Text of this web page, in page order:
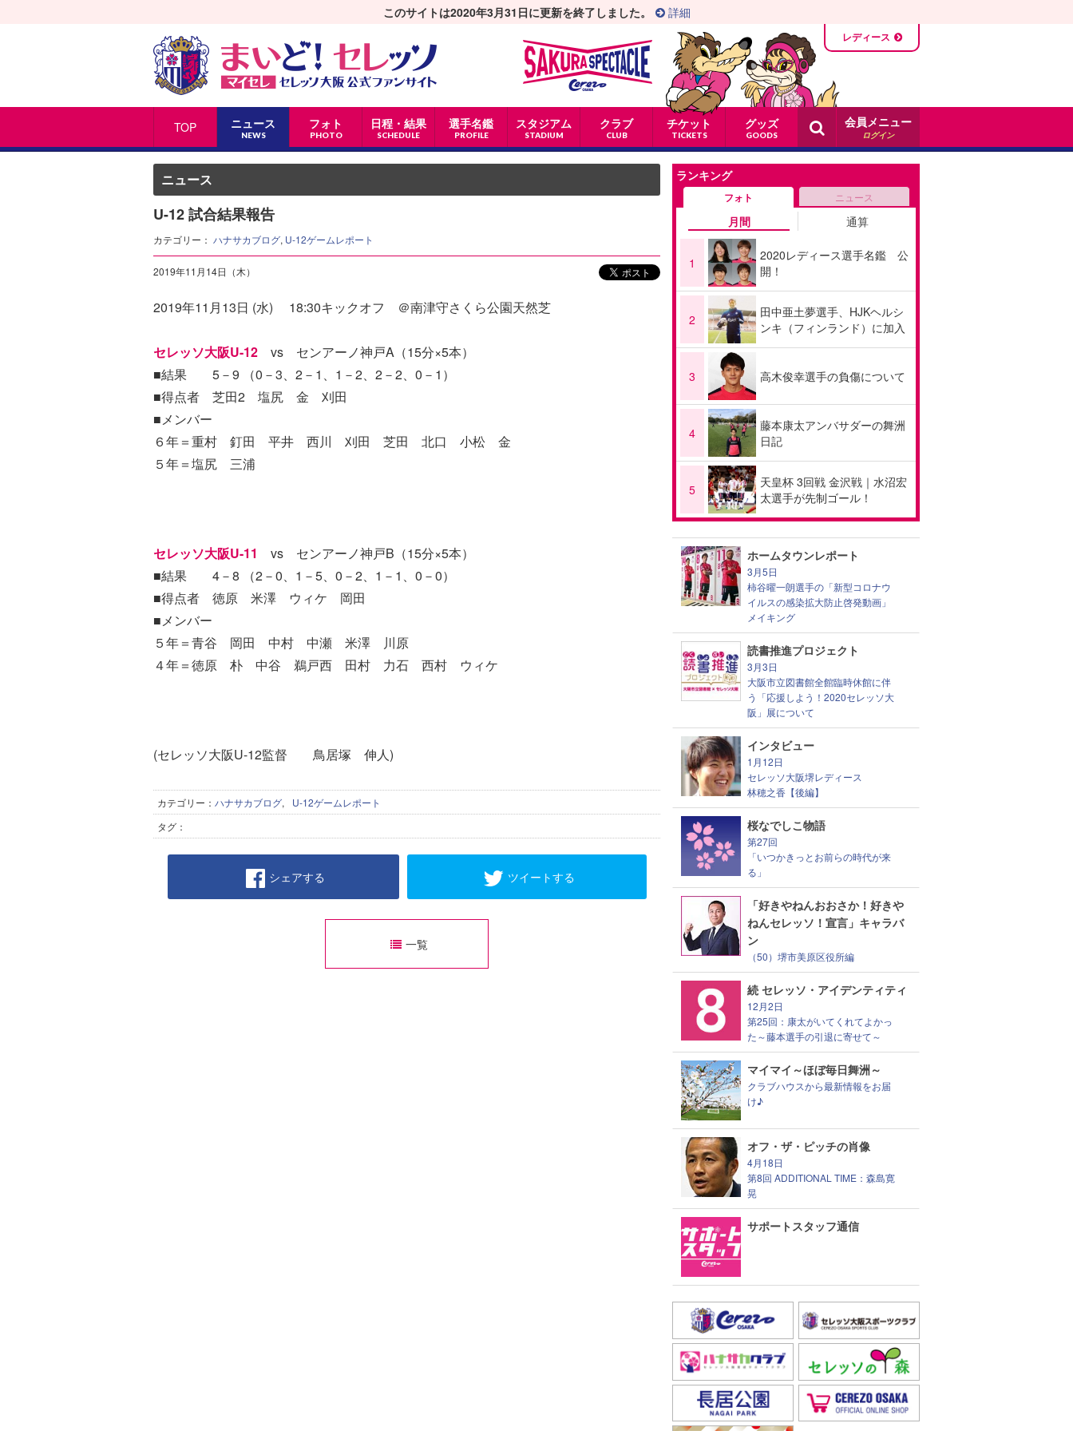
TOP ニュース
NEWS
フォト
PHOTO
日程・結果
SCHEDULE
選手名鑑
PROFILE
スタジアム
STADIUM
クラブ
CLUB
チケット
TICKETS
グッズ
GOODS
このサイトは2020年3月31日に更新を終了しました。 詳細
レディース
会員メニュー
ログイン
ニュース
U-12 試合結果報告
カテゴリー： ハナサカブログ, U-12ゲームレポート
2019年11月14日（木）
2019年11月13日 (水) 18:30キックオフ ＠南津守さくら公園天然芝
セレッソ大阪U-12 vs センアーノ神戸A（15分×5本）
■結果 5－9 （0－3、2－1、1－2、2－2、0－1）
■得点者 芝田2 塩尻 金 刈田
■メンバー
６年＝重村 釘田 平井 西川 刈田 芝田 北口 小松 金
５年＝塩尻 三浦
セレッソ大阪U-11
vs センアーノ神戸B（15分×5本）
■結果 4－8 （2－0、1－5、0－2、1－1、0－0）
■得点者 徳原 米澤 ウィケ 岡田
■メンバー
５年＝青谷 岡田 中村 中瀬 米澤 川原
４年＝徳原 朴 中谷 鵜戸西 田村 力石 西村 ウィケ
(セレッソ大阪U-12監督 鳥居塚 伸人)
カテゴリー： ハナサカブログ,
U-12ゲームレポート
タグ：
シェアする ツイートする
一覧
ランキング
フォト ニュース
月間 通算
1
2020レディース選手名鑑 公
開！
2
田中亜土夢選手、HJKヘルシ
ンキ（フィンランド）に加入
3 高木俊幸選手の負傷について
4
藤本康太アンバサダーの舞洲
日記
5
天皇杯 3回戦 金沢戦｜水沼宏
太選手が先制ゴール！
ホームタウンレポート
3月5日
柿谷曜一朗選手の「新型コロナウ
イルスの感染拡大防止啓発動画」
メイキング
読書推進プロジェクト
3月3日
大阪市立図書館全館臨時休館に伴
う「応援しよう！2020セレッソ大
阪」展について
インタビュー
1月12日
セレッソ大阪堺レディース
林穂之香【後編】
桜なでしこ物語
第27回
「いつかきっとお前らの時代が来
る」
「好きやねんおおさか！好きや
ねんセレッソ！宣言」キャラバ
ン
（50）堺市美原区役所編
続 セレッソ・アイデンティティ
12月2日
第25回：康太がいてくれてよかっ
た～藤本選手の引退に寄せて～
マイマイ～ほぼ毎日舞洲～
クラブハウスから最新情報をお届
け♪
オフ・ザ・ピッチの肖像
4月18日
第8回 ADDITIONAL TIME：森島寛
晃
サポートスタッフ通信